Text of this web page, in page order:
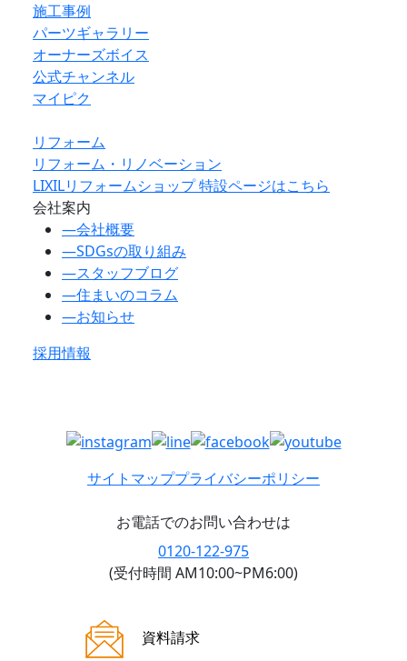
施工事例
パーツギャラリー
オーナーズボイス
公式チャンネル
マイピク
リフォーム
リフォーム・リノベーション
LIXILリフォームショップ 特設ページはこちら
会社案内
―会社概要
―SDGsの取り組み
―スタッフブログ
―住まいのコラム
―お知らせ
採用情報
サイトマッププライバシーポリシー
お電話でのお問い合わせは
0120-122-975
(受付時間 AM10:00~PM6:00)
資料請求